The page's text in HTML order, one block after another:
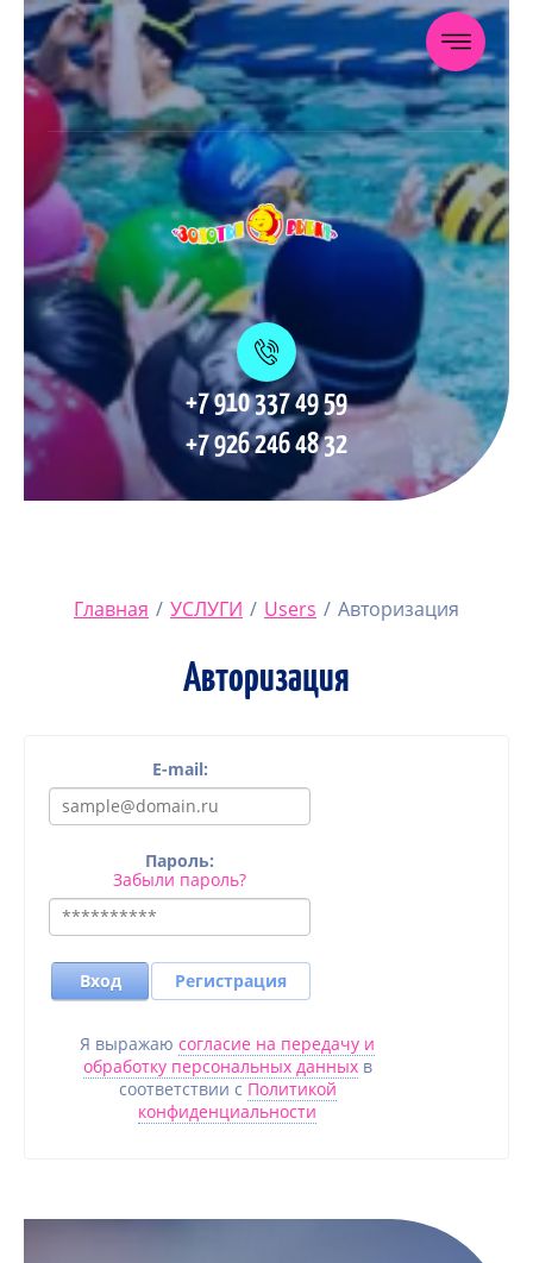
+7 910 337 49 59
+7 926 246 48 32
Главная / УСЛУГИ / Users / Авторизация
Авторизация
E-mail:
Пароль:
Забыли пароль?
Регистрация
Вход
Я выражаю согласие на передачу и
обработку персональных данныхв
соответствии с Политикой
конфиденциальности